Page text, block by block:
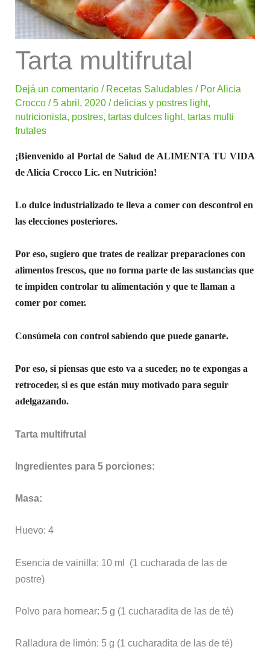
Tarta multifrutal
Dejá un comentario / Recetas Saludables / PorAlicia
Crocco/5 abril, 2020/delicias y postres light,
nutricionista, postres,tartas dulces light,tartas multi
frutales
¡Bienvenido al Portal de Salud de ALIMENTA TU VIDA
de Alicia Crocco Lic. en Nutrición!
Lo dulce industrializado te lleva a comer con descontrol en
las elecciones posteriores.
Por eso, sugiero que trates de realizar preparaciones con
alimentos frescos, que no forma parte de las sustancias que
te impiden controlar tu alimentación y que te llaman a
comer por comer.
Consúmela con control sabiendo que puede ganarte.
Por eso, si piensas que esto va a suceder, no te expongas a
retroceder, si es que están muy motivado para seguir
adelgazando.
Tarta multifrutal
Ingredientes para 5 porciones:
Masa:
Huevo: 4
Esencia de vainilla: 10 ml (1 cucharada de las de
postre)
Polvo para hornear: 5 g (1 cucharadita de las de té)
Ralladura de limón: 5 g (1 cucharadita de las de té)